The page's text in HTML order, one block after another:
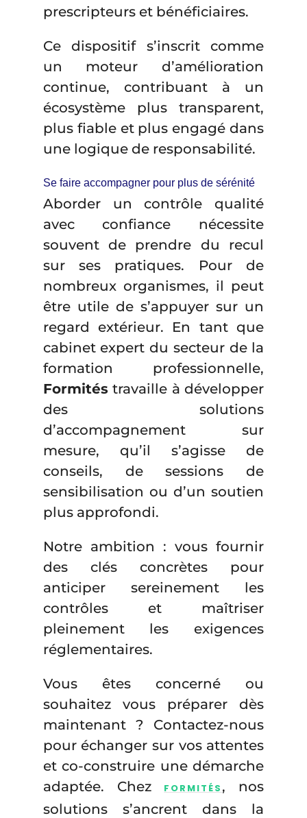
prescripteurs et bénéficiaires.
Ce dispositif s’inscrit comme
un moteur d’amélioration
continue, contribuant à un
écosystème plus transparent,
plus fiable et plus engagé dans
une logique de responsabilité.
Se faire accompagner pour plus de sérénité
Aborder un contrôle qualité
avec confiance nécessite
souvent de prendre du recul
sur ses pratiques. Pour de
nombreux organismes, il peut
être utile de s’appuyer sur un
regard extérieur. En tant que
cabinet expert du secteur de la
formation professionnelle,
Formités travaille à développer
des solutions
d’accompagnement sur
mesure, qu’il s’agisse de
conseils, de sessions de
sensibilisation ou d’un soutien
plus approfondi.
Notre ambition : vous fournir
des clés concrètes pour
anticiper sereinement les
contrôles et maîtriser
pleinement les exigences
réglementaires.
Vous êtes concerné ou
souhaitez vous préparer dès
maintenant ? Contactez-nous
pour échanger sur vos attentes
et co-construire une démarche
adaptée. Chez
FORMITÉS , nos
solutions s’ancrent dans la